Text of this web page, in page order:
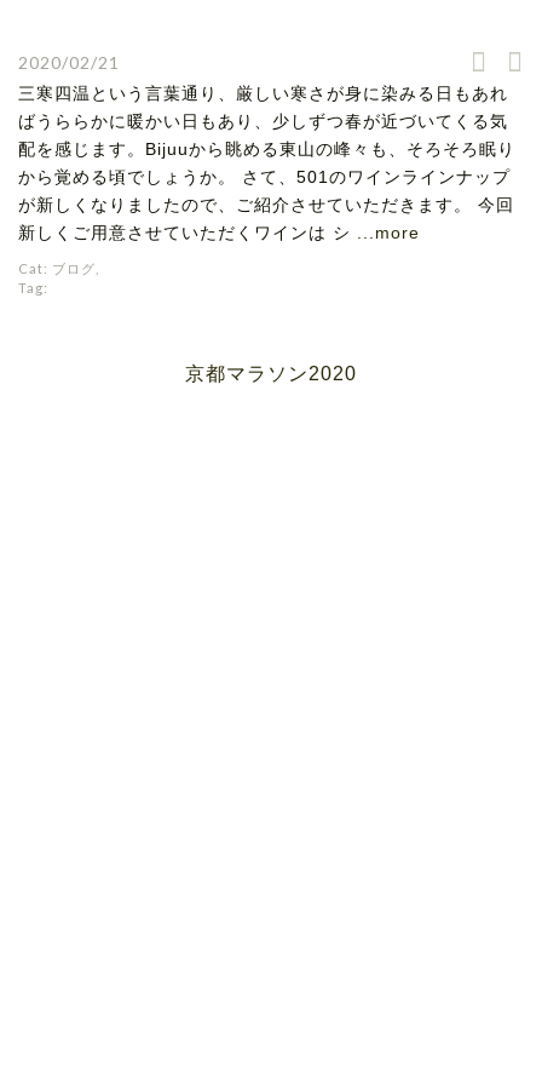
2020/02/21
三寒四温という言葉通り、厳しい寒さが身に染みる日もあれ
ばうららかに暖かい日もあり、少しずつ春が近づいてくる気
配を感じます。Bijuuから眺める東山の峰々も、そろそろ眠り
から覚める頃でしょうか。 さて、501のワインラインナップ
が新しくなりましたので、ご紹介させていただきます。 今回
新しくご用意させていただくワインは シ
...more
Cat: ブログ
Tag:
京都マラソン2020